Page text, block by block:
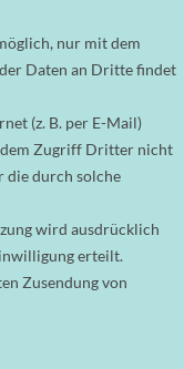
nur mit dem
Daten an Dritte findet
(z. B. per E-Mail)
dem Zugriff Dritter nicht
die durch solche
wird ausdrücklich
erteilt.
Zusendung von